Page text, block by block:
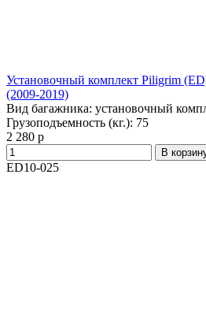
Установочный комплект Piligrim
(2009-2019)
Вид багажника: установочный
Грузоподъемность (кг.): 75
2 280 р
В
ED10-025